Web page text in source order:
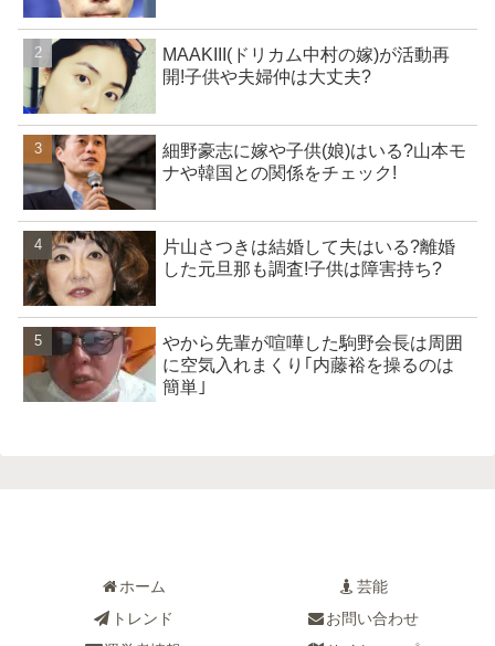
MAAKIII(ドリカム中村の嫁)が活動再
開!子供や夫婦仲は大丈夫?
細野豪志に嫁や子供(娘)はいる?山本モ
ナや韓国との関係をチェック!
片山さつきは結婚して夫はいる?離婚
した元旦那も調査!子供は障害持ち?
やから先輩が喧嘩した駒野会長は周囲
に空気入れまくり｢内藤裕を操るのは
簡単｣
ホーム
芸能
トレンド
お問い合わせ